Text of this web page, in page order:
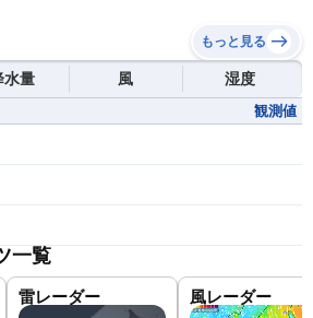
もっと見る
水量 風 湿度
観測値
一覧
雷レーダー 風レーダー